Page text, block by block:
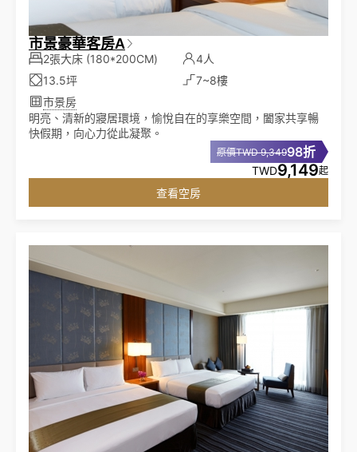
市景豪華客房A
2張大床 (180*200CM)
4人
13.5坪
7~8樓
市景房
明亮、清新的寢居環境，愉悅自在的享樂空間，闔家共享暢
快假期，向心力從此凝聚。
原價TWD 9,34998折
TWD9,149起
查看空房